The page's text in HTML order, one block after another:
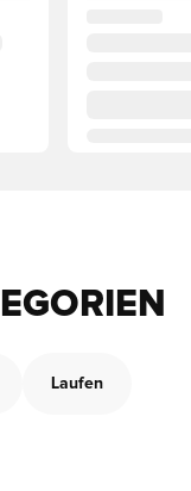
Laufen